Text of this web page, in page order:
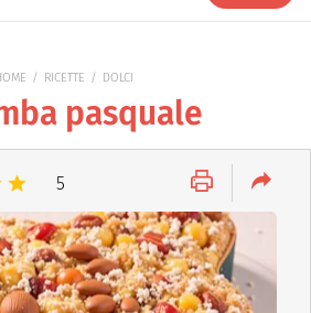
RICETTE DOLCI
pasquale
5